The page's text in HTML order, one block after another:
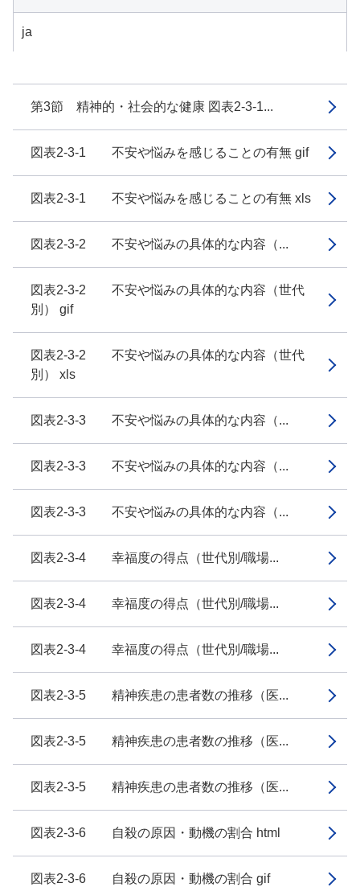
第3節 精神的・社会的な健康 図表2-3-1...
図表2-3-1 不安や悩みを感じることの有無 gif
図表2-3-1 不安や悩みを感じることの有無 xls
図表2-3-2 不安や悩みの具体的な内容（...
図表2-3-2 不安や悩みの具体的な内容（世代
別） gif
図表2-3-2 不安や悩みの具体的な内容（世代
別） xls
図表2-3-3 不安や悩みの具体的な内容（...
図表2-3-3 不安や悩みの具体的な内容（...
図表2-3-3 不安や悩みの具体的な内容（...
図表2-3-4 幸福度の得点（世代別/職場...
図表2-3-4 幸福度の得点（世代別/職場...
図表2-3-4 幸福度の得点（世代別/職場...
図表2-3-5 精神疾患の患者数の推移（医...
図表2-3-5 精神疾患の患者数の推移（医...
図表2-3-5 精神疾患の患者数の推移（医...
図表2-3-6 自殺の原因・動機の割合 html
図表2-3-6 自殺の原因・動機の割合 gif
ja